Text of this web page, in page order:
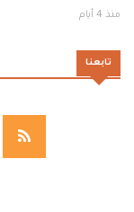
منذ 4 أيام
تابعنا